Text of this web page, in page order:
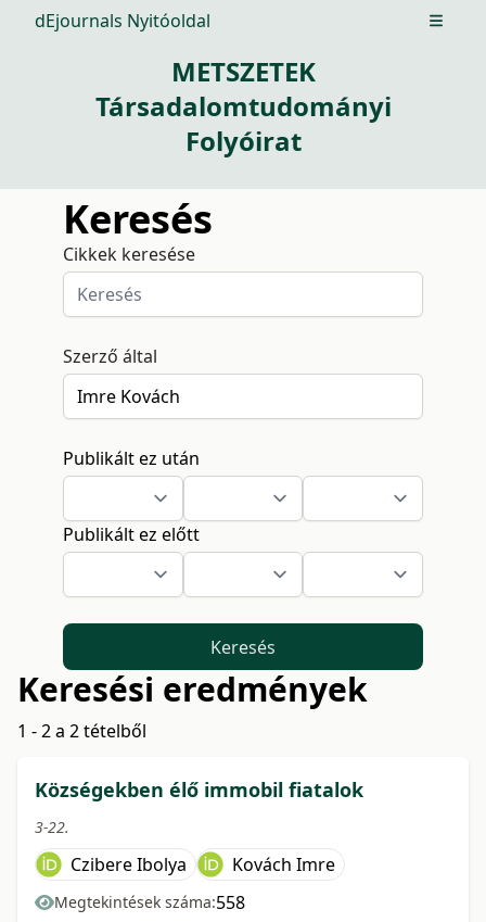
dEjournals Nyitóoldal Open
METSZETEK
Társadalomtudományi
Folyóirat
Keresés
Cikkek keresése
Szerző által
Publikált ez után
Publikált ez előtt
Keresés
Keresési eredmények
1 - 2 a 2 tételből
Községekben élő immobil fiatalok
3-22.
Czibere Ibolya Kovách Imre
Megtekintések száma:558